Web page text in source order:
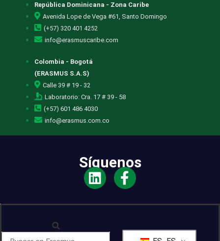
República Dominicana - Zona Caribe
Avenida Lope de Vega #61, Santo Domingo
(+57) 320 401 4252
info@erasmuscaribe.com
Colombia - Bogotá
(ERASMUS S.A.S)
Calle 39 # 19 - 32
Laboratorio: Cra. 17 # 39 - 58
(+57) 601 486 4030
info@erasmus.com.co
Síguenos